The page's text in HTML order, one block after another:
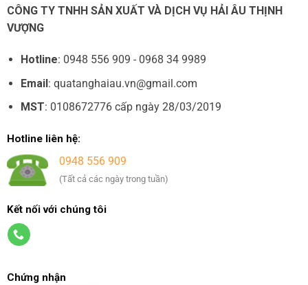
CÔNG TY TNHH SẢN XUẤT VÀ DỊCH VỤ HẢI ÂU THỊNH
VƯỢNG
Hotline: 0948 556 909 - 0968 34 9989
Email: quatanghaiau.vn@gmail.com
MST: 0108672776 cấp ngày 28/03/2019
Hotline liên hệ:
0948 556 909
(Tất cả các ngày trong tuần)
Kết nối với chúng tôi
Chứng nhận